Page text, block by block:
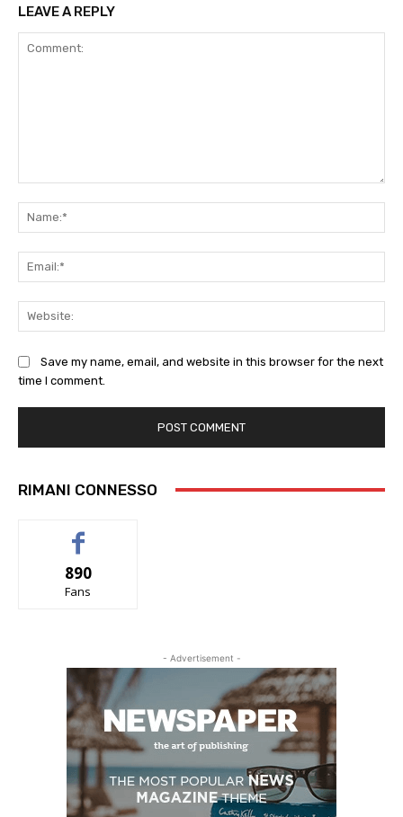
LEAVE A REPLY
Save my name, email, and website in this browser for the next
time I comment.
RIMANI CONNESSO
890
Fans
- Advertisement -